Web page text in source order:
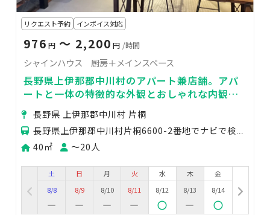
リクエスト予約 インボイス対応
976 円 〜 2,200 円 /時間
シャインハウス 厨房＋メインスペース
長野県上伊那郡中川村のアパート兼店舗。アパ
ートと一体の特徴的な外観とおしゃれな内観の
スペース！
長野県 上伊那郡中川村 片桐
40㎡ 〜20人
土
8/8
日
8/9
月
8/10
火
8/11
水
8/12
木
8/13
金
8/14